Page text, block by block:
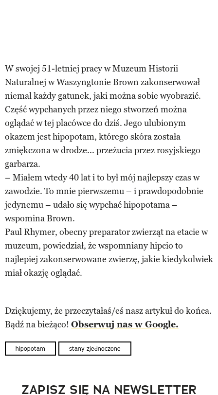
W swojej 51-letniej pracy w Muzeum Historii
Naturalnej w Waszyngtonie Brown zakonserwował
niemal każdy gatunek, jaki można sobie wyobrazić.
Część wypchanych przez niego stworzeń można
oglądać w tej placówce do dziś. Jego ulubionym
okazem jest hipopotam, którego skóra została
zmiękczona w drodze... przeżucia przez rosyjskiego
garbarza.
– Miałem wtedy 40 lat i to był mój najlepszy czas w
zawodzie. To mnie pierwszemu – i prawdopodobnie
jedynemu – udało się wypchać hipopotama –
wspomina Brown.
Paul Rhymer, obecny preparator zwierząt na etacie w
muzeum, powiedział, że wspomniany hipcio to
najlepiej zakonserwowane zwierzę, jakie kiedykolwiek
miał okazję oglądać.
Dziękujemy, że przeczytałaś/eś nasz artykuł do końca.
Bądź na bieżąco! Obserwuj nas w Google.
hipopotam stany zjednoczone
ZAPISZ SIĘ NA NEWSLETTER